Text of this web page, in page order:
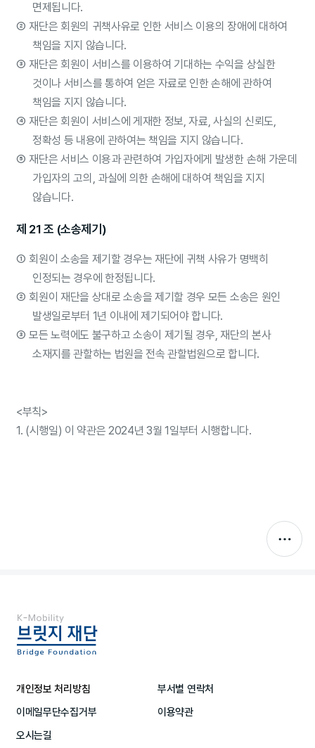
면제됩니다.
② 재단은 회원의 귀책사유로 인한 서비스 이용의 장애에 대하여
책임을 지지 않습니다.
③ 재단은 회원이 서비스를 이용하여 기대하는 수익을 상실한
것이나 서비스를 통하여 얻은 자료로 인한 손해에 관하여
책임을 지지 않습니다.
④ 재단은 회원이 서비스에 게재한 정보, 자료, 사실의 신뢰도,
정확성 등 내용에 관하여는 책임을 지지 않습니다.
⑤ 재단은 서비스 이용과 관련하여 가입자에게 발생한 손해 가운데
가입자의 고의, 과실에 의한 손해에 대하여 책임을 지지
않습니다.
제 21 조 (소송제기)
① 회원이 소송을 제기할 경우는 재단에 귀책 사유가 명백히
인정되는 경우에 한정됩니다.
② 회원이 재단을 상대로 소송을 제기할 경우 모든 소송은 원인
발생일로부터 1년 이내에 제기되어야 합니다.
③ 모든 노력에도 불구하고 소송이 제기될 경우, 재단의 본사
소재지를 관할하는 법원을 전속 관할법원으로 합니다.
<부칙>
1. (시행일) 이 약관은 2024년 3월 1일부터 시행합니다.
개인정보 처리방침
이용약관
이메일무단수집거부
오시는길
부서별 연락처